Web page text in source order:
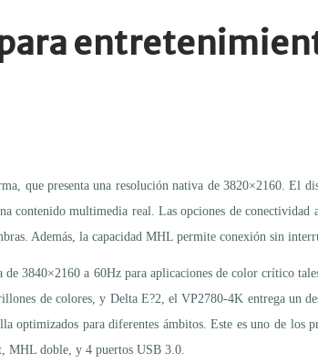
que presenta una resolución nativa de 3820×2160. El
contenido multimedia real. Las opciones de
Además, la capacidad MHL permite conexión sin
de 3840×2160 a 60Hz para aplicaciones de color crítico
de colores, y Delta E?2, el VP2780-4K entrega un
optimizados para diferentes ámbitos. Este es uno de
MHL doble, y 4 puertos USB 3.0.